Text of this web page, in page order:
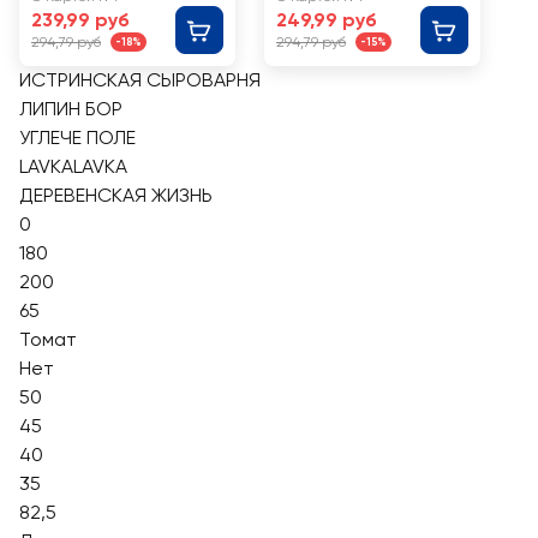
239,99 руб
294,79 руб -18%
249,99 руб
294,79 руб -15%
ИСТРИНСКАЯ СЫРОВАРНЯ
ЛИПИН БОР
УГЛЕЧЕ ПОЛЕ
LAVKALAVKA
ДЕРЕВЕНСКАЯ ЖИЗНЬ
0
180
200
65
Томат
Нет
50
45
40
35
82,5